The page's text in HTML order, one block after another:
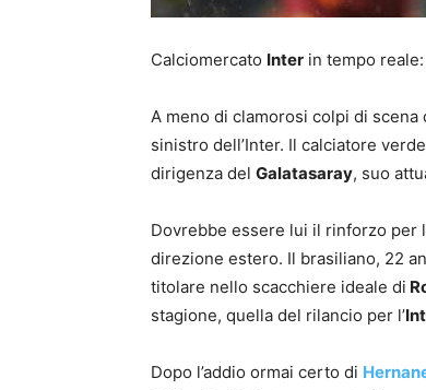
Calciomercato Inter in tempo
A meno di clamorosi colpi di scena
sinistro dell’Inter. Il calciatore
dirigenza del Galatasaray, suo
Dovrebbe essere lui il rinforzo per
direzione estero. Il brasiliano, 22
titolare nello scacchiere ideale di
stagione, quella del rilancio per l’
Dopo l’addio ormai certo di